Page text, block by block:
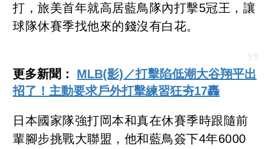
打，旅美首年就高居藍鳥隊內打擊5冠王，讓
球隊休賽季找他來的錢沒有白花。
更多新聞： MLB(影)／打擊陷低潮大谷翔平出
招了！主動要求戶外打擊練習狂夯17轟
日本國家隊強打岡本和真在休賽季時跟隨前
輩腳步挑戰大聯盟，他和藍鳥簽下4年6000